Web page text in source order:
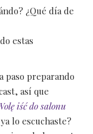
¿Qué día de
estas
paso preparando
así que
iść do salonu
lo escuchaste?